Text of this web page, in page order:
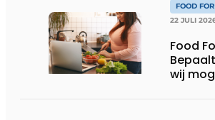
FOOD
22 JULI
Food
wij